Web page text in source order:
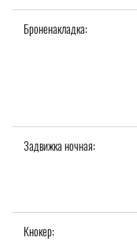
Броненакладка:
Задвижка ночная:
Кнокер: